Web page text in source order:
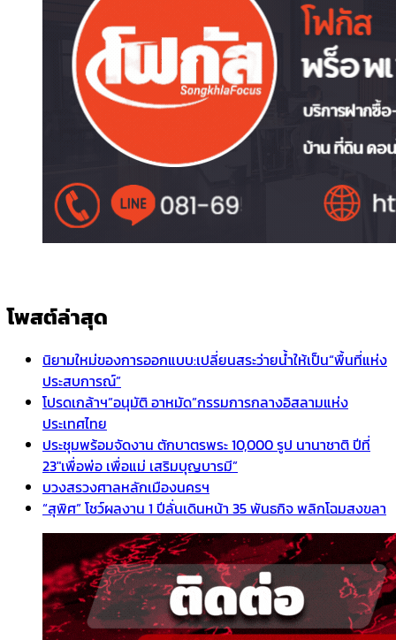
โพสต์ล่าสุด
นิยามใหม่ของการออกแบบ:เปลี่ยนสระว่ายน้ำให้เป็น“พื้นที่แห่ง
ประสบการณ์”
โปรดเกล้าฯ”อนุมัติ อาหมัด”กรรมการกลางอิสลามแห่ง
ประเทศไทย
ประชุมพร้อมจัดงาน ตักบาตรพระ 10,000 รูป นานาชาติ ปีที่
23″เพื่อพ่อ เพื่อแม่ เสริมบุญบารมี”
บวงสรวงศาลหลักเมืองนครฯ
“สุพิศ” โชว์ผลงาน 1 ปีลั่นเดินหน้า 35 พันธกิจ พลิกโฉมสงขลา